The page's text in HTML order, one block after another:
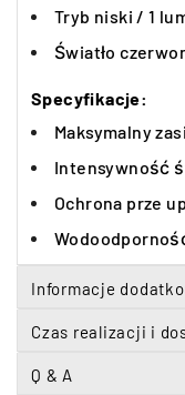
Tryb niski / 1
Światło
Specyfikacje:
Maksymalny
Intensywność
Ochrona prze
Informacje
Czas realizacji i
Q & A